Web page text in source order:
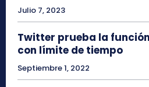
Julio 7, 2023
Twitter prueba la
con límite de tiempo
Septiembre 1, 2022